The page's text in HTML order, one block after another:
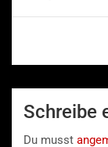
Schreibe
Du musst